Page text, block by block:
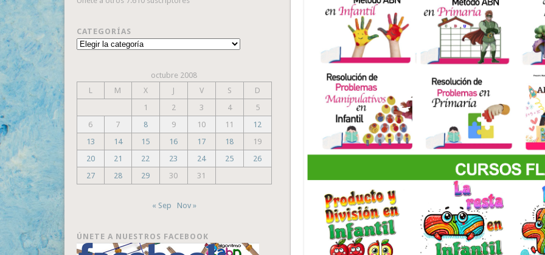
CATEGORÍAS
Categorías
octubre 2008
L
M X J V S
D
1
2 3 4
5
6
7 8 9 10 11
12
13
14 15 16 17 18
19
20
21 22 23 24 25
26
27
28 29 30 31
« Sep Nov »
ÚNETE A NUESTROS FACEBOOK